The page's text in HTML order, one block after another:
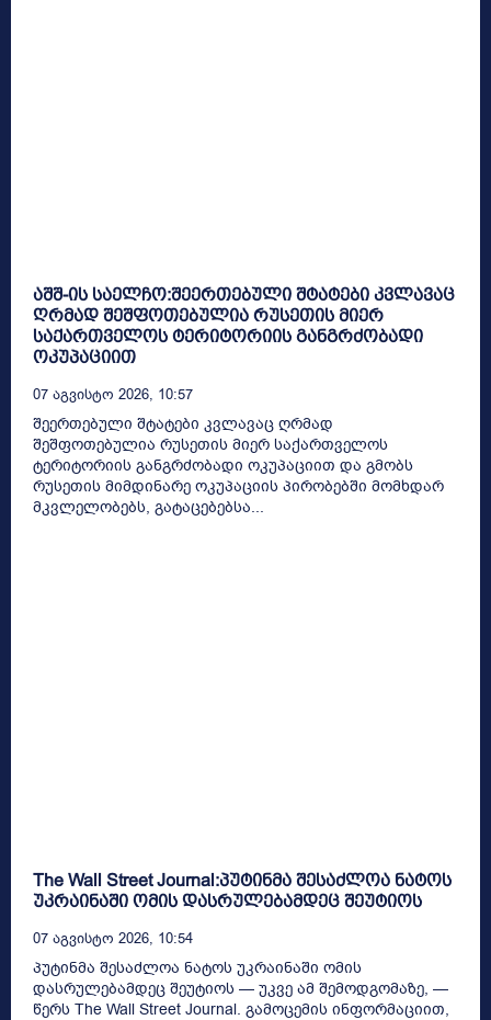
აშშ-ის საელჩო:შეერთებული შტატები კვლავაც
ღრმად შეშფოთებულია რუსეთის მიერ
საქართველოს ტერიტორიის განგრძობადი
ოკუპაციით
07 Აგვისტო 2026, 10:57
შეერთებული შტატები კვლავაც ღრმად
შეშფოთებულია რუსეთის მიერ საქართველოს
ტერიტორიის განგრძობადი ოკუპაციით და გმობს
რუსეთის მიმდინარე ოკუპაციის პირობებში მომხდარ
მკვლელობებს, გატაცებებსა...
The Wall Street Journal:პუტინმა შესაძლოა ნატოს
უკრაინაში ომის დასრულებამდეც შეუტიოს
07 Აგვისტო 2026, 10:54
პუტინმა შესაძლოა ნატოს უკრაინაში ომის
დასრულებამდეც შეუტიოს — უკვე ამ შემოდგომაზე, —
წერს The Wall Street Journal. გამოცემის ინფორმაციით,